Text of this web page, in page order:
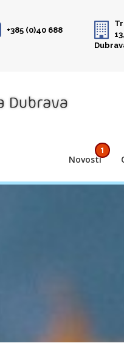
+385 (0)40 688
Novosti
1